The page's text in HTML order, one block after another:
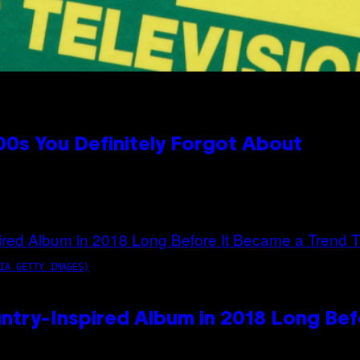
You Definitely Forgot About
GETTY IMAGES)
Inspired Album in 2018 Long